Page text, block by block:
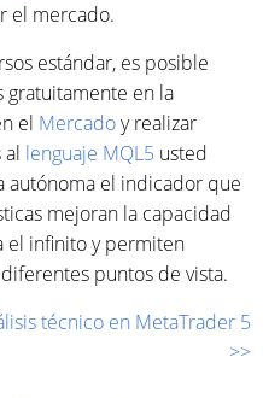
el mercado.
estándar, es posible
gratuitamente en la
el Mercadoy realizar
al lenguaje MQL5 usted
el indicador que
mejoran la capacidad
el infinito y permiten
puntos de vista.
técnico en MetaTrader 5
>>